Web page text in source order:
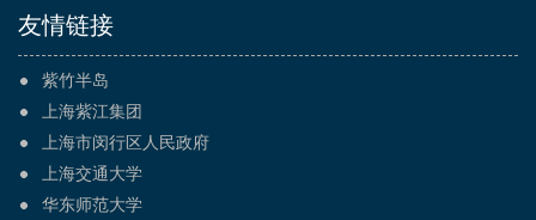
友情链接
紫竹半岛
上海紫江集团
上海市闵行区人民政府
上海交通大学
华东师范大学